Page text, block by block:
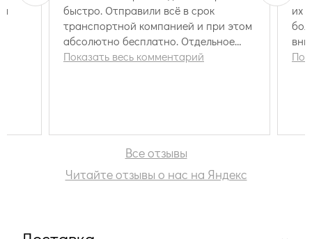
быстро. Отправили всё в срок
транспортной компанией и при этом
абсолютно бесплатно. Отдельное
спасибо Ирине
Показать весь комментарий
их
больше
Все отзывы
Читайте отзывы о нас на Яндекс